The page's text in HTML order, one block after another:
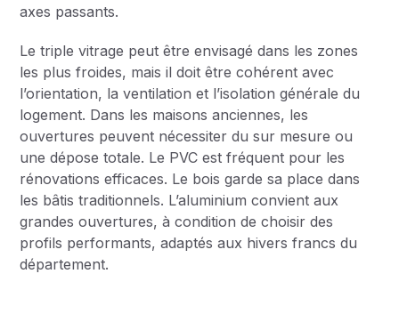
axes passants.
Le triple vitrage peut être envisagé dans les zones
les plus froides, mais il doit être cohérent avec
l’orientation, la ventilation et l’isolation générale du
logement. Dans les maisons anciennes, les
ouvertures peuvent nécessiter du sur mesure ou
une dépose totale. Le PVC est fréquent pour les
rénovations efficaces. Le bois garde sa place dans
les bâtis traditionnels. L’aluminium convient aux
grandes ouvertures, à condition de choisir des
profils performants, adaptés aux hivers francs du
département.